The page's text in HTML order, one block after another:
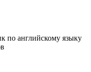
по английскому языку